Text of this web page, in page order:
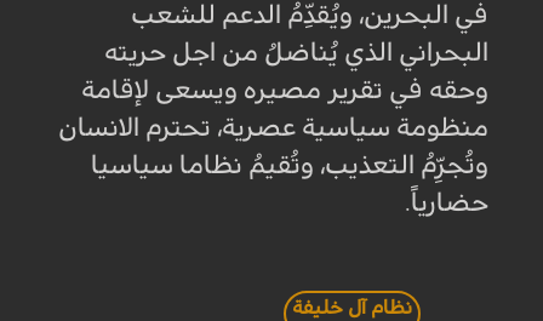
في البحرين، ويُقدِّمُ الدعم للشعب
البحراني الذي يُناضلُ من اجل حريته
وحقه في تقرير مصيره ويسعى لإقامة
منظومة سياسية عصرية، تحترم الانسان
وتُجرِّمُ التعذيب، وتُقيمُ نظاما سياسيا
حضارياً.
نظام آل خليفة